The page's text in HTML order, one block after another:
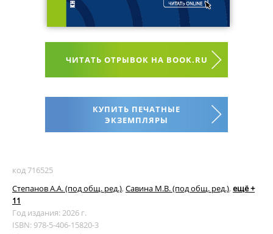
ЧИТАТЬ ОТРЫВОК НА BOOK.RU
КУПИТЬ ПЕЧАТНЫЕ
ЭКЗЕМПЛЯРЫ
код 716525
Степанов А.А. (под общ. ред.), Савина М.В. (под общ. ред.), ещё +
11
Год издания: 2026 г.
ISBN: 978-5-406-15820-3